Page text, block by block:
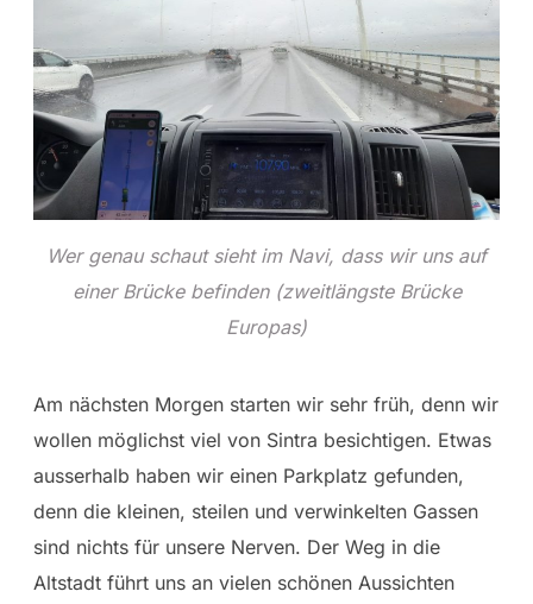
Wer genau schaut sieht im Navi, dass wir uns auf
einer Brücke befinden (zweitlängste Brücke
Europas)
Am nächsten Morgen starten wir sehr früh, denn wir
wollen möglichst viel von Sintra besichtigen. Etwas
ausserhalb haben wir einen Parkplatz gefunden,
denn die kleinen, steilen und verwinkelten Gassen
sind nichts für unsere Nerven. Der Weg in die
Altstadt führt uns an vielen schönen Aussichten